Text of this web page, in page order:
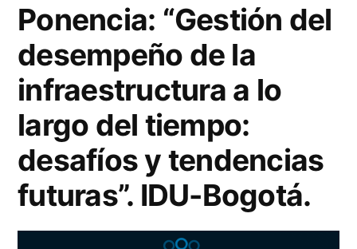
Ponencia: “Gestión del
desempeño de la
infraestructura a lo
largo del tiempo:
desafíos y tendencias
futuras”. IDU-Bogotá.